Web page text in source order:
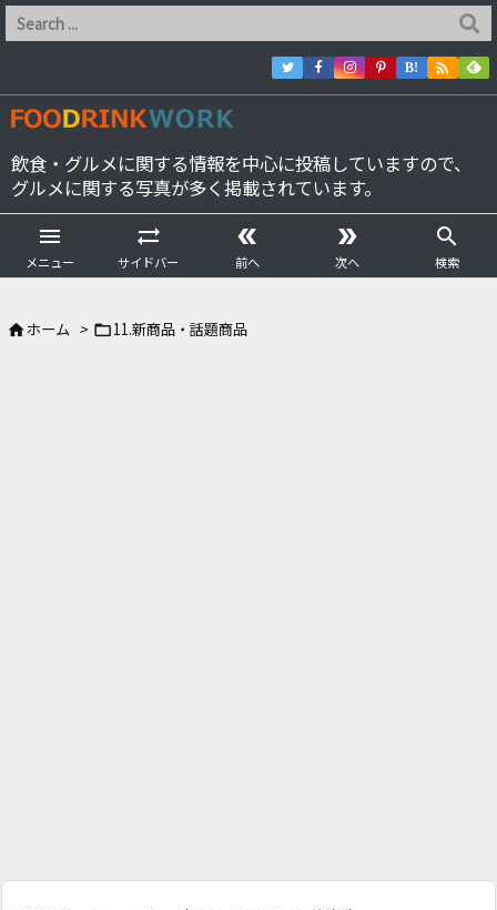
飲食・グルメに関する情報を中心に投稿していますので、
グルメに関する写真が多く掲載されています。

メニュー

サイドバー

前へ

次へ

検索
B! 
ホーム > 11.新商品・話題商品